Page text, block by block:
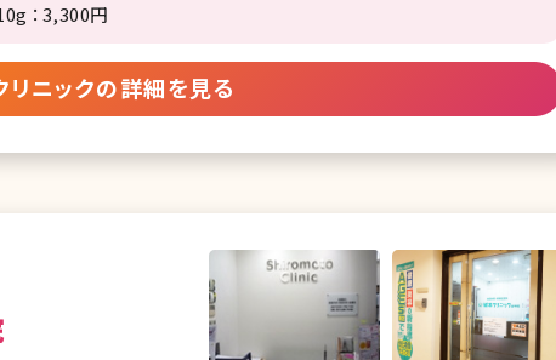
：3,300円
リニックの詳細を見る